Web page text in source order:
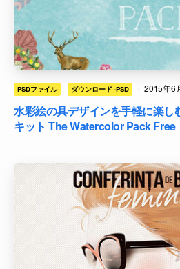
PSDファイル ダウンロード -PSD · 2015年6
水彩絵の具デザインを手軽に楽
キット The Watercolor Pack Free